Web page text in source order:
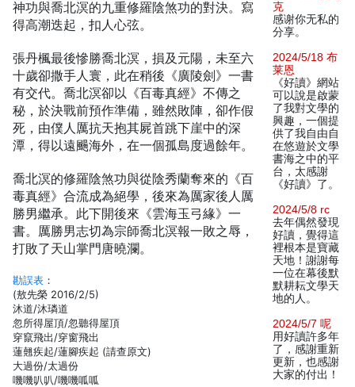
神功與喬北溟的九重修羅陰煞功的對決。寫
得高潮迭起，扣人心弦。
張丹楓最後慘勝喬北溟，損及元陽，未至六
十歲卻撒手人寰，此在稍後《廣陵劍》一書
有交代。喬北溟卻以《百毒真經》不傳之
秘，於決戰前預作準備，雖然敗陣，卻作假
死，由僕人厲抗天抱其屍首跳下崖中的深
潭，得以遠颺海外，在一個孤島度過餘年。
喬北溟的修羅陰煞功與從陰秀蘭奪來的《百
毒真經》合流成為絕學，後來為厲家後人厲
勝男繼承。此下開後來《雲海玉弓緣》一
書。厲勝男志切為宗師喬北溟報一敗之辱，
打敗了天山掌門唐曉瀾。
勘誤表 ：
(敖先榮 2016/2/5)
沐道/沐璘道
忽所得屋頂/忽聽得屋頂
穿竄飛出/穿窗飛出
蓮翹疾起/蓮腳疾起 (請查原文)
大過份/太過份
嘰嘰叭叭/嘰嘰呱呱
克
感谢你无私的
分享。
2024/5/18 布
莱恩
《好讀》網站
可以說是啟蒙
了我對文學的
興趣，一個提
供了我自由自
在悠遊於文學
書海之中的平
台，太感謝
《好讀》了。
2024/5/8 rc
去年偶然發現
好讀，覺得這
裡根本是寶藏
天地！謝謝每
一位在幕後默
默耕耘文學天
地的人。
2024/5/7 呢
用好讀許多年
了，感謝重新
更新，也感謝
大家的付出！